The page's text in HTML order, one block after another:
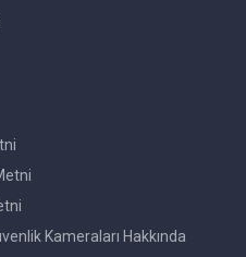
Kameraları Hakkında